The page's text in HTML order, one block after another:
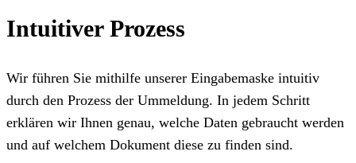
Intuitiver Prozess
Wir führen Sie mithilfe unserer Eingabemaske intuitiv
durch den Prozess der Ummeldung. In jedem Schritt
erklären wir Ihnen genau, welche Daten gebraucht werden
und auf welchem Dokument diese zu finden sind.